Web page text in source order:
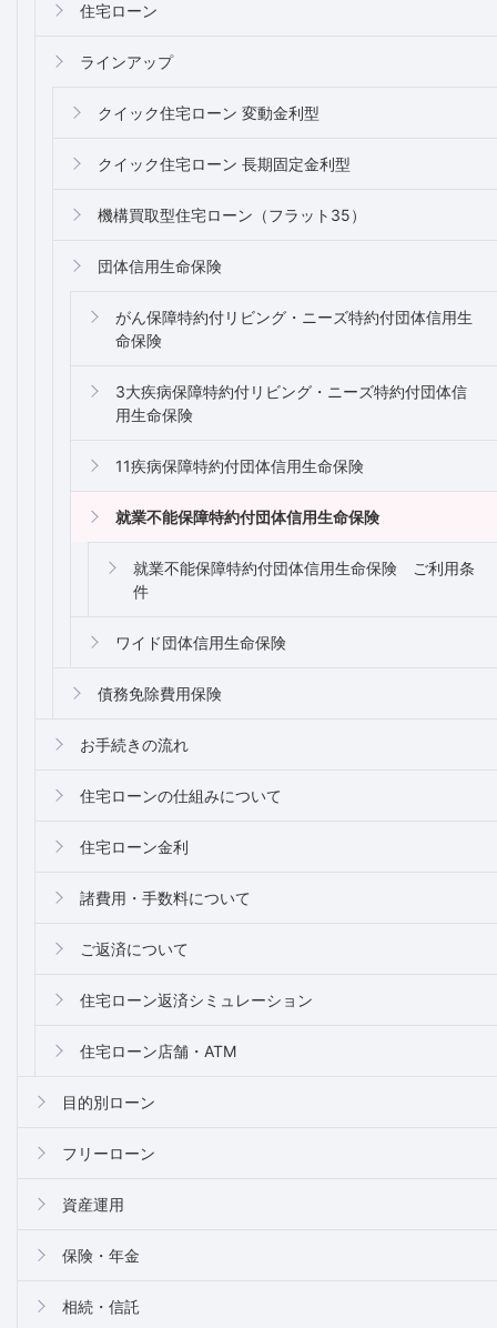
住宅ローン
ラインアップ
クイック住宅ローン 変動金利型
クイック住宅ローン 長期固定金利型
機構買取型住宅ローン（フラット35）
団体信用生命保険
がん保障特約付リビング・ニーズ特約付団体信用生
命保険
3大疾病保障特約付リビング・ニーズ特約付団体信
用生命保険
11疾病保障特約付団体信用生命保険
就業不能保障特約付団体信用生命保険
就業不能保障特約付団体信用生命保険 ご利用条
件
ワイド団体信用生命保険
債務免除費用保険
お手続きの流れ
住宅ローンの仕組みについて
住宅ローン金利
諸費用・手数料について
ご返済について
住宅ローン返済シミュレーション
住宅ローン店舗・ATM
目的別ローン
フリーローン
資産運用
保険・年金
相続・信託